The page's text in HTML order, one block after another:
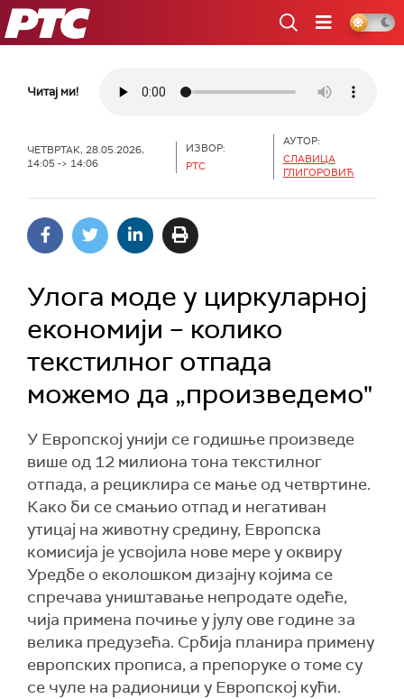
РТС
Читај ми!
ЧЕТВРТАК, 28.05.2026,
14:05 -> 14:06
ИЗВОР:
РТС
АУТОР:
СЛАВИЦА
ГЛИГОРОВИЋ
Улога моде у циркуларној
економији – колико
текстилног отпада
можемо да „произведемо"
У Европској унији се годишње произведе
више од 12 милиона тона текстилног
отпада, а рециклира се мање од четвртине.
Како би се смањио отпад и негативан
утицај на животну средину, Европска
комисија је усвојила нове мере у оквиру
Уредбе о еколошком дизајну којима се
спречава уништавање непродате одеће,
чија примена почиње у јулу ове године за
велика предузећа. Србија планира примену
европских прописа, а препоруке о томе су
се чуле на радионици у Европској кући.